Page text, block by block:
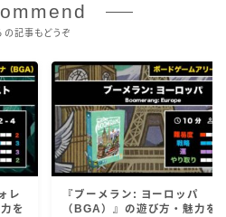
の記事もどうぞ
レ
を
『ブーメラン: ヨーロッパ
（BGA）』の遊び方・魅力を